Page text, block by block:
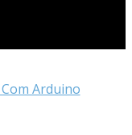
Arduino